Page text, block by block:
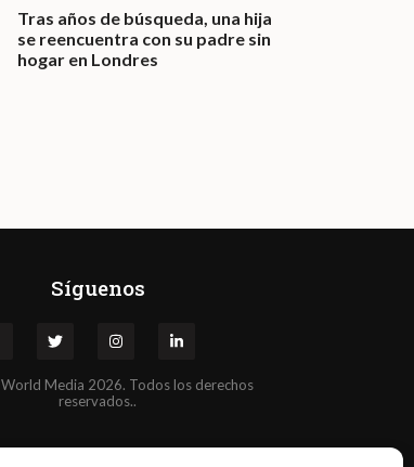
Tras años de búsqueda, una hija
se reencuentra con su padre sin
hogar en Londres
Síguenos
World Media 2026. Todos los derechos
reservados..